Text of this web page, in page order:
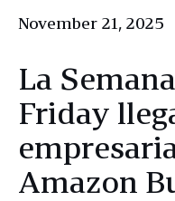
November 21, 2025
La
Friday
Amazon